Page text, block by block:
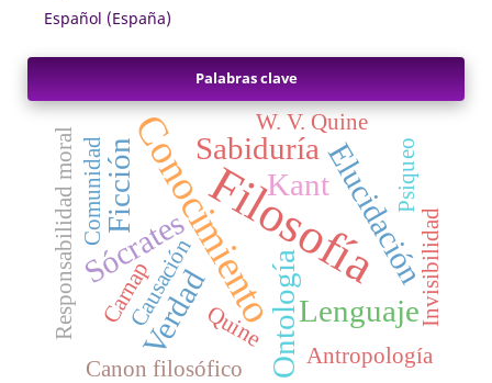
Español (España)
Palabras clave
Filosofía
ConocimientoOntología
Kant
Sócrates
Verdad
Elucidación
Ficción
Lenguaje
Sabiduría
Canon filosófico
Invisibilidad
W. V. Quine
Responsabilidad moral Causación
Comunidad
Carnap
Psiqueo
Quine
Antropología